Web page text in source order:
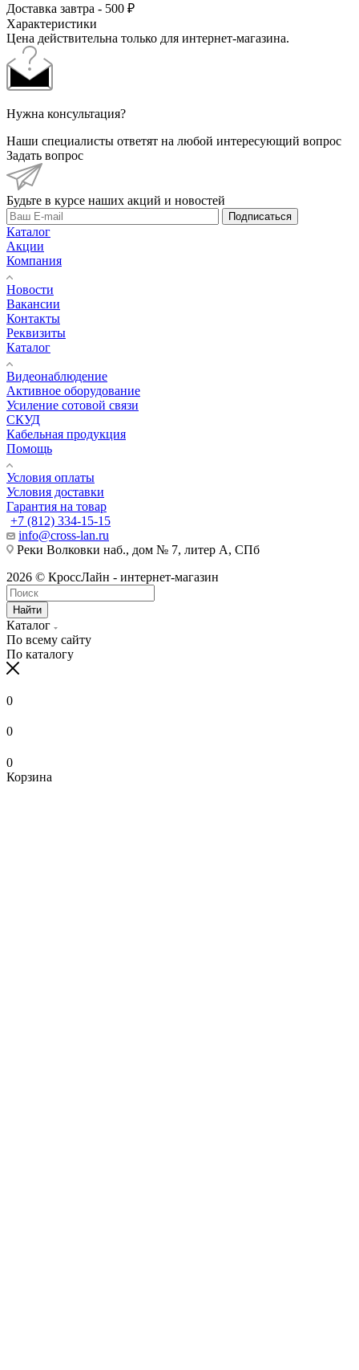
Доставка завтра - 500 ₽
Характеристики
Цена действительна только для интернет-магазина.
Нужна консультация?
Наши специалисты ответят на любой интересующий вопрос
Задать вопрос
Будьте в курсе наших акций и новостей
Подписаться
Каталог
Акции
Компания
Новости
Вакансии
Контакты
Реквизиты
Каталог
Видеонаблюдение
Активное оборудование
Усиление сотовой связи
СКУД
Кабельная продукция
Помощь
Условия оплаты
Условия доставки
Гарантия на товар
+7 (812) 334-15-15
info@cross-lan.ru
Реки Волковки наб., дом № 7, литер А, СПб
2026 © КроссЛайн - интернет-магазин
Найти
Каталог
По всему сайту
По каталогу
0
0
0
Корзина